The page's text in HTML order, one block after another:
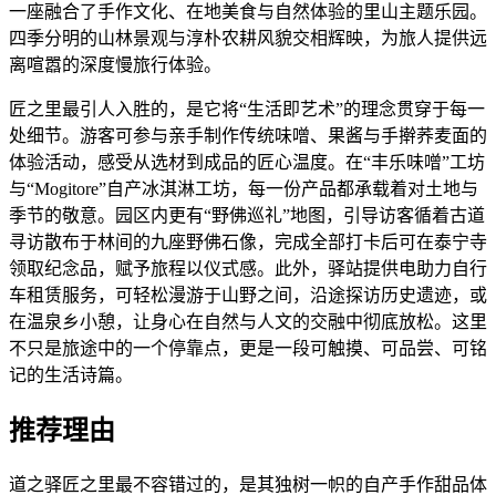
一座融合了手作文化、在地美食与自然体验的里山主题乐园。
四季分明的山林景观与淳朴农耕风貌交相辉映，为旅人提供远
离喧嚣的深度慢旅行体验。
匠之里最引人入胜的，是它将“生活即艺术”的理念贯穿于每一
处细节。游客可参与亲手制作传统味噌、果酱与手擀荞麦面的
体验活动，感受从选材到成品的匠心温度。在“丰乐味噌”工坊
与“Mogitore”自产冰淇淋工坊，每一份产品都承载着对土地与
季节的敬意。园区内更有“野佛巡礼”地图，引导访客循着古道
寻访散布于林间的九座野佛石像，完成全部打卡后可在泰宁寺
领取纪念品，赋予旅程以仪式感。此外，驿站提供电助力自行
车租赁服务，可轻松漫游于山野之间，沿途探访历史遗迹，或
在温泉乡小憩，让身心在自然与人文的交融中彻底放松。这里
不只是旅途中的一个停靠点，更是一段可触摸、可品尝、可铭
记的生活诗篇。
推荐理由
道之驿匠之里最不容错过的，是其独树一帜的自产手作甜品体